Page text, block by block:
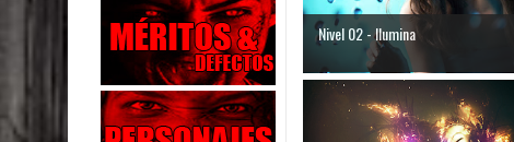
Nivel 02 - Ilumina